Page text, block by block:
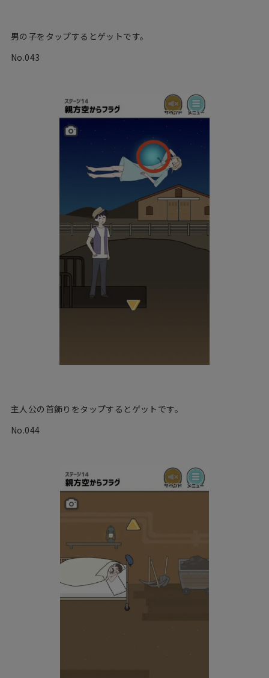
男の子をタップするとゲットです。
No.043
主人公の首飾りをタップするとゲットです。
No.044